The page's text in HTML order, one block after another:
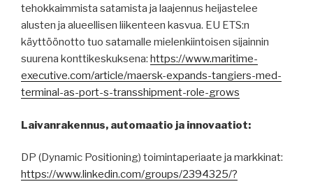
tehokkaimmista satamista ja laajennus heijastelee
alusten ja alueellisen liikenteen kasvua. EU ETS:n
käyttöönotto tuo satamalle mielenkiintoisen sijainnin
suurena konttikeskuksena: https://www.maritime-
executive.com/article/maersk-expands-tangiers-med-
terminal-as-port-s-transshipment-role-grows
Laivanrakennus, automaatio ja innovaatiot:
DP (Dynamic Positioning) toimintaperiaate ja markkinat:
https://www.linkedin.com/groups/2394325/?